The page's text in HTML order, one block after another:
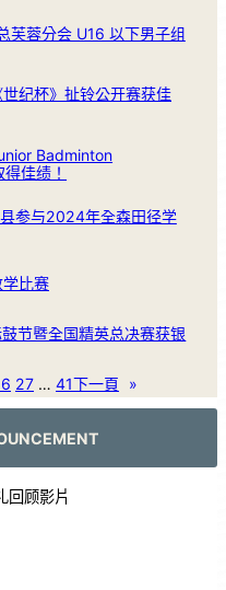
芙蓉分会 U16 以下男子组
纪杯》扯铃公开赛获佳
Badminton
佳绩！
参与2024年全森田径学
比赛
节暨全国精英总决赛获银
27 … 41下一頁 »
回顾影片